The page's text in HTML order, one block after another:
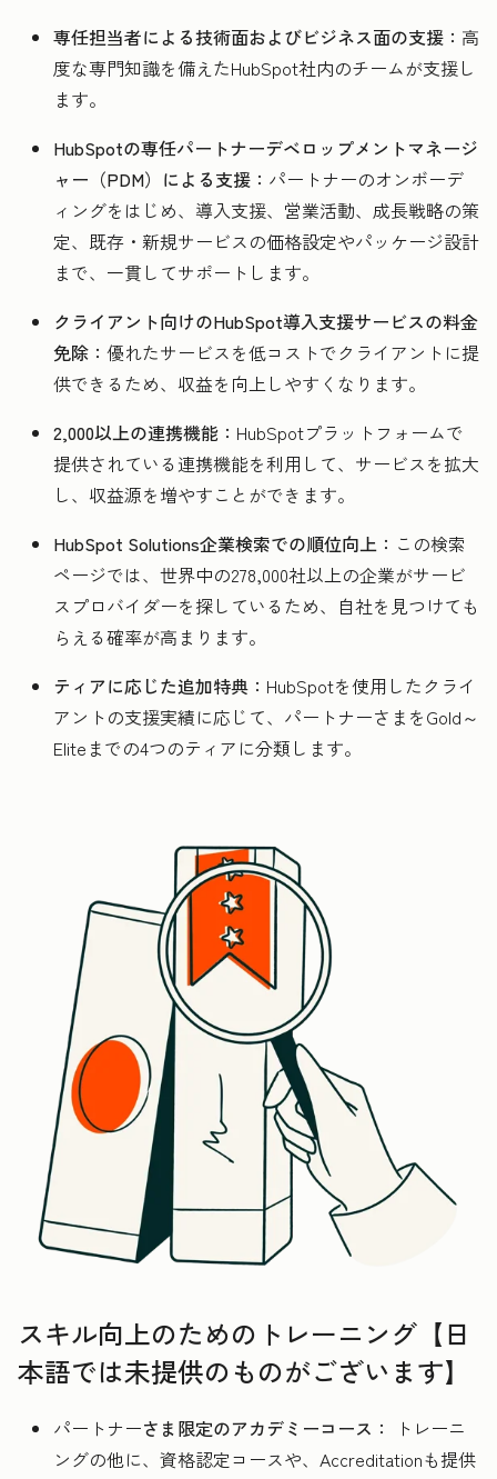
専任担当者による技術面およびビジネス面の支援 ： 高
度な専門知識を備えたHubSpot社内のチームが支援し
ます。
HubSpotの専任パートナーデベロップメントマネージ
ャー（PDM）による支援： パートナーのオンボーデ
ィングをはじめ、導入支援、営業活動、成長戦略の策
定、既存・新規サービスの価格設定やパッケージ設計
まで、一貫してサポートします。
クライアント向けのHubSpot導入支援サービスの料金
免除 ： 優れたサービスを低コストでクライアントに提
供できるため、収益を向上しやすくなります。
2,000以上の連携機能 ： HubSpotプラットフォームで
提供されている連携機能を利用して、サービスを拡大
し、収益源を増やすことができます。
HubSpot Solutions企業検索での順位向上： この検索
ページでは、世界中の278,000社以上の企業がサービ
スプロバイダーを探しているため、自社を見つけても
らえる確率が高まります。
ティアに応じた追加特典： HubSpotを使用したクライ
アントの支援実績に応じて、パートナーさまをGold～
Eliteまでの4つのティアに分類します。
スキル向上のためのトレーニング【日
本語では未提供のものがございます】
パートナーさま限定のアカデミーコース：
トレーニ
ングの他に、資格認定コースや、Accreditationも提供